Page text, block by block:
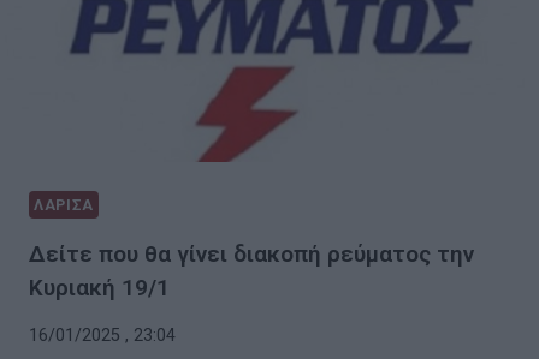
ΛΑΡΙΣΑ
Δείτε που θα γίνει διακοπή ρεύματος την
Κυριακή 19/1
16/01/2025 , 23:04